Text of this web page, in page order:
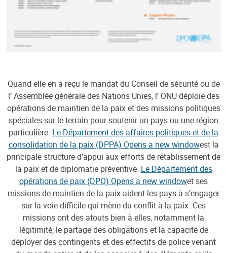
Quand elle en a reçu le mandat du Conseil de sécurité ou de
l’ Assemblée générale des Nations Unies, l’ ONU déploie des
opérations de maintien de la paix et des missions politiques
spéciales sur le terrain pour soutenir un pays ou une région
particulière. Le Département des affaires politiques et de la
consolidation de la paix (DPPA) Opens a new windowest la
principale structure d’appui aux efforts de rétablissement de
la paix et de diplomatie préventive. Le Département des
opérations de paix (DPO) Opens a new windowet ses
missions de maintien de la paix aident les pays à s’engager
sur la voie difficile qui mène du conflit à la paix. Ces
missions ont des atouts bien à elles, notamment la
légitimité, le partage des obligations et la capacité de
déployer des contingents et des effectifs de police venant